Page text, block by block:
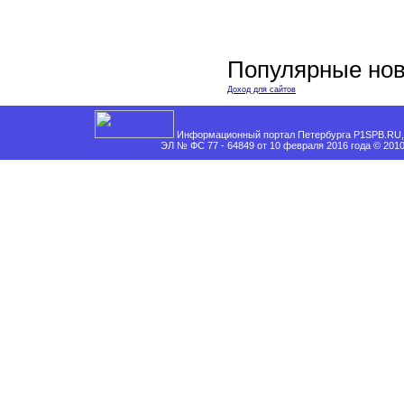
Популярные
Доход для сайтов
Информационный портал Петербурга
ЭЛ № ФС 77 - 64849 от 10 февраля 2016 года ©